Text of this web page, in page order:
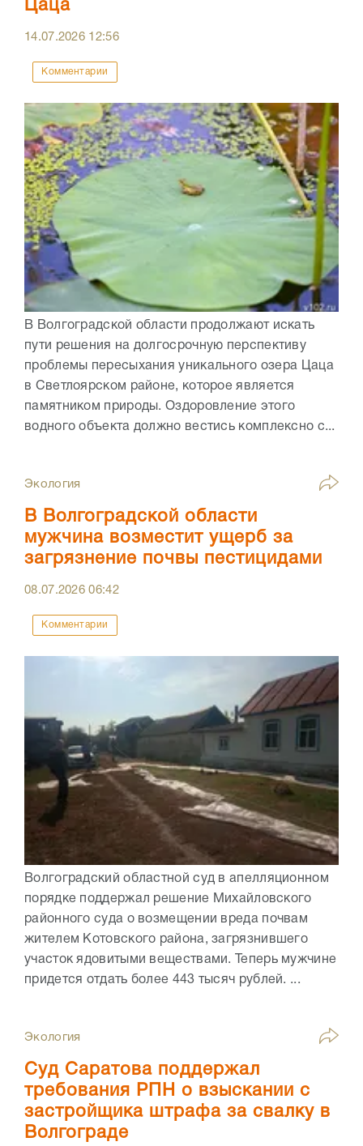
Цаца
14.07.2026 12:56
Комментарии
В Волгоградской области продолжают искать
пути решения на долгосрочную перспективу
проблемы пересыхания уникального озера Цаца
в Светлоярском районе, которое является
памятником природы. Оздоровление этого
водного объекта должно вестись комплексно с...
Экология
В Волгоградской области
мужчина возместит ущерб за
загрязнение почвы пестицидами
08.07.202606:42
Комментарии
Волгоградский областной суд в апелляционном
порядке поддержал решение Михайловского
районного суда о возмещении вреда почвам
жителем Котовского района, загрязнившего
участок ядовитыми веществами. Теперь мужчине
придется отдать более 443 тысяч рублей. ...
Экология
Суд Саратова поддержал
требования РПН о взыскании с
застройщика штрафа за свалку в
Волгограде